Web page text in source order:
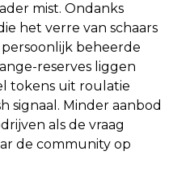
mist. Ondanks
het verre van schaars
beheerde
reserves liggen
tokens uit roulatie
signaal. Minder aanbod
als de vraag
de community op